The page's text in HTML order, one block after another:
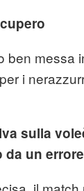
ben messa
i
sulla
da un